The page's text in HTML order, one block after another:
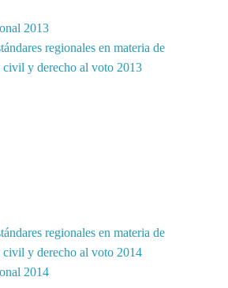
2013
regionales en materia de
y derecho al voto 2013
regionales en materia de
y derecho al voto 2014
2014